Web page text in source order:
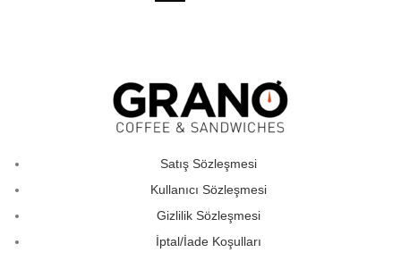
Satış Sözleşmesi
Kullanıcı Sözleşmesi
Gizlilik Sözleşmesi
İptal/İade Koşulları